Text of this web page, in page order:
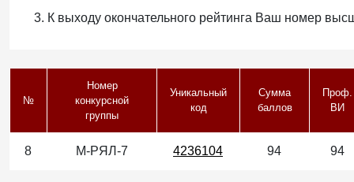
К выходу окончательного рейтинга Ваш номер
№
Номер
конкурсной
группы
Уникальный
код
Сумма
баллов
Проф.
ВИ
8 М-РЯЛ-7 4236104 94 94